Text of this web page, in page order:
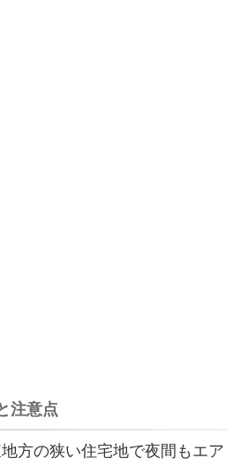
注意点
方の狭い住宅地で夜間もエア